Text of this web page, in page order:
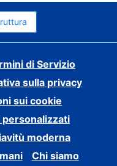
di Servizio
sulla privacy
sui cookie
moderna
Chi siamo